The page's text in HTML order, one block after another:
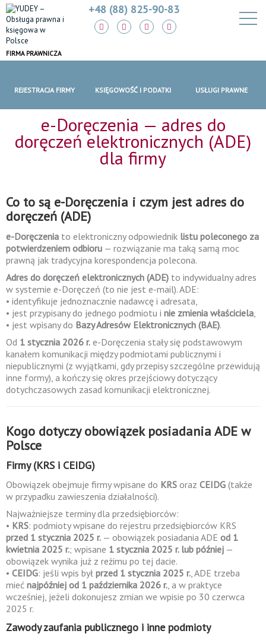
FIRMA PRAWNICZA
+48 (88) 825-90-83
REJESTRACJA FIRMY KSIĘGOWOŚĆ I PODATKI USŁUGI PRAWNE
e-Doręczenia — adres do
doręczeń elektronicznych (ADE)
dla firmy
Co to są e-Doręczenia i czym jest adres do
doręczeń (ADE)
e-Doręczenia to elektroniczny odpowiednik listu poleconego za
potwierdzeniem odbioru — rozwiązanie ma taką samą moc
prawną jak tradycyjna korespondencja polecona.
Adres do doręczeń elektronicznych (ADE) to indywidualny adres
w systemie e-Doręczeń (to nie jest e-mail). ADE:
• identyfikuje jednoznacznie nadawcę i adresata,
• jest przypisany do jednego podmiotu i nie zmienia właściciela,
• jest wpisany do Bazy Adresów Elektronicznych (BAE).
Od 1 stycznia 2026 r. e-Doręczenia stały się podstawowym
kanałem komunikacji między podmiotami publicznymi i
niepublicznymi (z wyjątkami, gdy przepisy szczególne przewidują
inne formy), a kończy się okres przejściowy dotyczący
dotychczasowych zasad komunikacji elektronicznej.
Kogo dotyczy obowiązek posiadania ADE w
Polsce
Firmy (KRS i CEIDG)
Obowiązek obejmuje firmy wpisane do KRS oraz CEIDG (także
w przypadku zawieszenia działalności).
Najważniejsze terminy dla przedsiębiorców:
• KRS: podmioty wpisane do rejestru przedsiębiorców KRS
przed 1 stycznia 2025 r. — obowiązek posiadania ADE od 1
kwietnia 2025 r.; wpisane 1 stycznia 2025 r. lub później —
obowiązek wynika już z reżimu po tej dacie.
• CEIDG: jeśli wpis był przed 1 stycznia 2025 r., ADE trzeba
mieć najpóźniej od 1 października 2026 r., a w praktyce
wcześniej, jeżeli dokonujesz zmian we wpisie po 30 czerwca
2025 r.
Zawody zaufania publicznego i inne podmioty